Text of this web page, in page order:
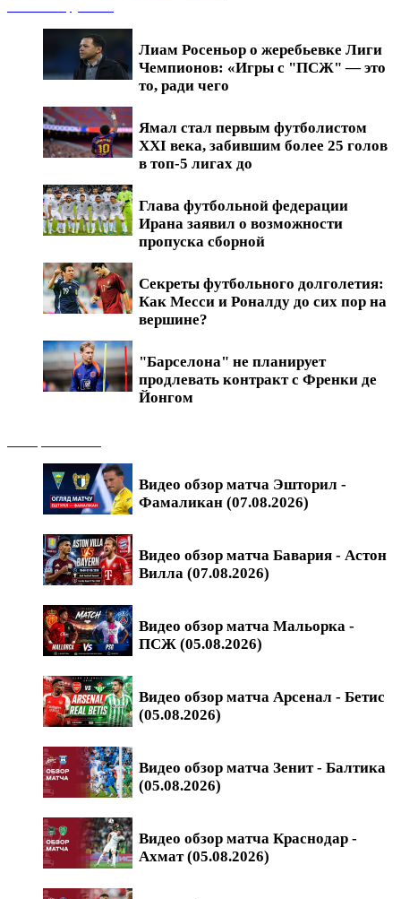
Лиам Росеньор о жеребьевке Лиги
Чемпионов: «Игры с "ПСЖ" — это
то, ради чего
Ямал стал первым футболистом
XXI века, забившим более 25 голов
в топ-5 лигах до
Глава футбольной федерации
Ирана заявил о возможности
пропуска сборной
Секреты футбольного долголетия:
Как Месси и Роналду до сих пор на
вершине?
"Барселона" не планирует
продлевать контракт с Френки де
Йонгом
Видео обзор матча Эшторил -
Фамаликан (07.08.2026)
Видео обзор матча Бавария - Астон
Вилла (07.08.2026)
Видео обзор матча Мальорка -
ПСЖ (05.08.2026)
Видео обзор матча Арсенал - Бетис
(05.08.2026)
Видео обзор матча Зенит - Балтика
(05.08.2026)
Видео обзор матча Краснодар -
Ахмат (05.08.2026)